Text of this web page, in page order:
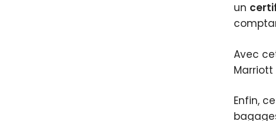
un
Avec
Marriott
Enfin,